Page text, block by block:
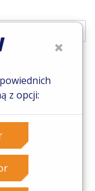
Enstall
×
z opcji: